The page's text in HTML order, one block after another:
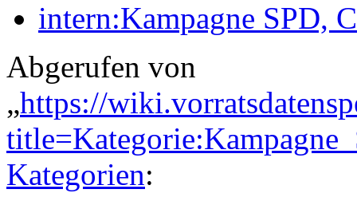
intern:Kampagne SPD,
Abgerufen von
„https://
Kategorien: